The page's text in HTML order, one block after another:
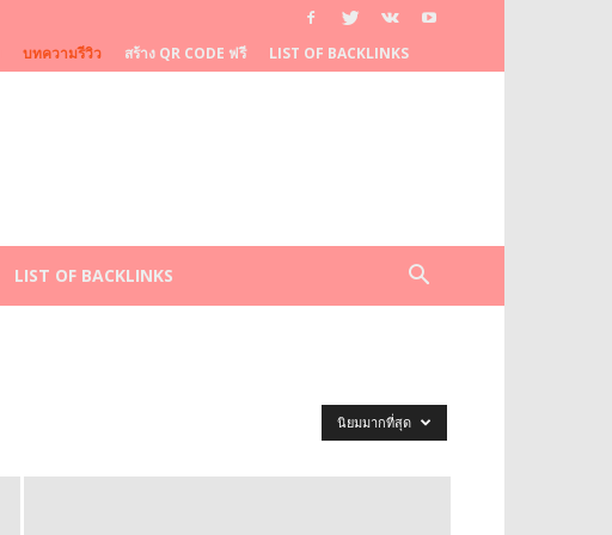
บทความรีวิว สร้าง QR CODE ฟรี LIST OF BACKLINKS
LIST OF BACKLINKS
นิยมมากที่สุด